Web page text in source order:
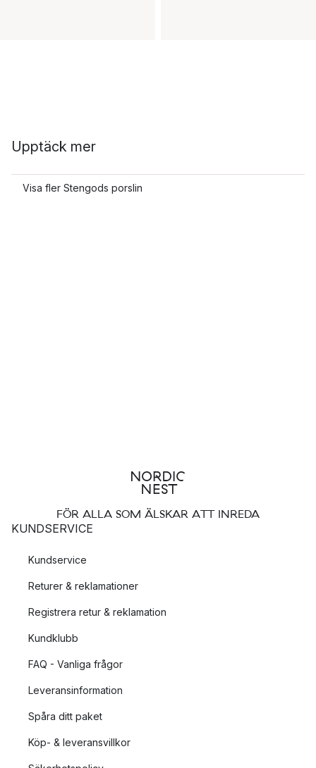
Upptäck mer
Visa fler Stengods porslin
FÖR ALLA SOM ÄLSKAR ATT INREDA
KUNDSERVICE
Kundservice
Returer & reklamationer
Registrera retur & reklamation
Kundklubb
FAQ - Vanliga frågor
Leveransinformation
Spåra ditt paket
Köp- & leveransvillkor